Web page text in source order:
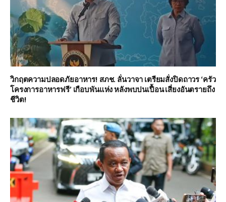
วิกฤตความปลอดภัยอาหาร! สภช. ลั่นวาจา เตรียมสั่งปิดถาวร ‘ครัว
โครงการอาหารฟรี’ เกือบพันแห่ง หลังพบปนเปื้อน เสี่ยงอันตรายถึง
ชีวิต!